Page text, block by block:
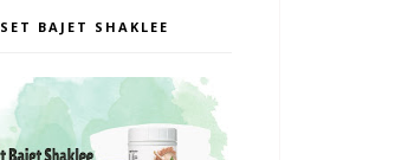
SET BAJET SHAKLEE